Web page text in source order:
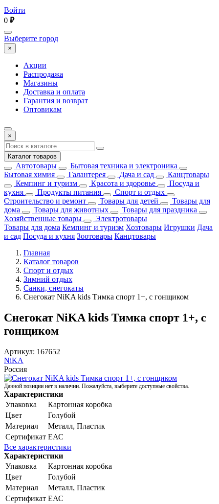
Войти
0 ₽
Выберите город
×
Акции
Распродажа
Магазины
Доставка и оплата
Гарантия и возврат
Оптовикам
×
Каталог товаров
Автотовары
Бытовая техника и электроника
Бытовая химия
Галантерея Дача и сад
Канцтовары
Кемпинг и туризм
Красота и здоровье
Посуда и
кухня
Продукты питания
Спорт и отдых
Строительство и ремонт
Товары для детей
Товары для
дома
Товары для животных
Товары для праздника
Хозяйственные товары
Электротовары
Товары для дома Кемпинг и туризм Хозтовары Игрушки Дача
и сад Посуда и кухня Зоотовары Канцтовары
Главная
Каталог товаров
Спорт и отдых
Зимний отдых
Санки, снегокаты
Снегокат NiKA kids Тимка спорт 1+, с гонщиком
Снегокат NiKA kids Тимка спорт 1+, с
гонщиком
Артикул: 167652
NiKA
Россия
Данной позиции нет в наличии. Пожалуйста, выберите доступные свойства.
Характеристики
Упаковка
Картонная коробка
Цвет
Голубой
Материал
Металл, Пластик
Сертификат ЕАС
Все характеристики
Характеристики
Упаковка
Картонная коробка
Цвет
Голубой
Материал
Металл, Пластик
Сертификат ЕАС